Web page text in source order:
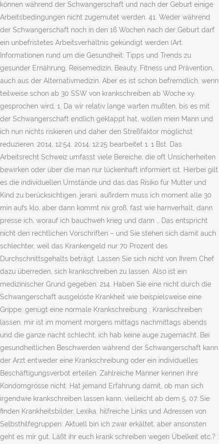
können während der Schwangerschaft und nach der Geburt einige
Arbeitsbedingungen nicht zugemutet werden. 41. Weder während
der Schwangerschaft noch in den 16 Wochen nach der Geburt darf
ein unbefristetes Arbeitsverhältnis gekündigt werden (Art.
Informationen rund um die Gesundheit: Tipps und Trends zu
gesunder Ernährung, Reisemedizin, Beauty, Fitness und Prävention,
auch aus der Alternativmedizin. Aber es ist schon befremdlich, wenn
teilweise schon ab 30 SSW von krankschreiben ab Woche xy
gesprochen wird. 1. Da wir relativ lange warten mußten, bis es mit
der Schwangerschaft endlich geklappt hat, wollen mein Mann und
ich nun nichts riskieren und daher den Streßfaktor möglichst
reduzieren. 2014, 12:54. 2014, 12:25 bearbeitet 1. 1 Bst. Das
Arbeitsrecht Schweiz umfasst viele Bereiche, die oft Unsicherheiten
bewirken oder über die man nur lückenhaft informiert ist. Hierbei gilt
es die individuellen Umstände und das das Risiko für Mutter und
Kind zu berücksichtigen. jerani. außrdem muss ich moment alle 30
min aufs klo, aber dann kommt nix groß, fast wie harnverhalt, dann
presse ich, worauf ich bauchweh krieg und dann … Das entspricht
nicht den rechtlichen Vorschriften – und Sie stehen sich damit auch
schlechter, weil das Krankengeld nur 70 Prozent des
Durchschnittsgehalts beträgt. Lassen Sie sich nicht von Ihrem Chef
dazu überreden, sich krankschreiben zu lassen. Also ist ein
medizinischer Grund gegeben. 214. Haben Sie eine nicht durch die
Schwangerschaft ausgelöste Krankheit wie beispielsweise eine
Grippe, genügt eine normale Krankschreibung ; Krankschreiben
lassen. mir ist im moment morgens mittags nachmittags abends
und die ganze nacht schlecht, ich hab keine auge zugemacht. Bei
gesundheitlichen Beschwerden während der Schwangerschaft kann
der Arzt entweder eine Krankschreibung oder ein individuelles
Beschäftigungsverbot erteilen. Zahlreiche Männer kennen ihre
Kondomgrösse nicht. Hat jemand Erfahrung damit, ob man sich
irgendwie krankschreiben lassen kann, vielleicht ab dem 5. 07. Sie
finden Krankheitsbilder, Lexika, hilfreiche Links und Adressen von
Selbsthilfegruppen. Aktuell bin ich zwar erkältet, aber ansonsten
geht es mir gut. Läßt ihr euch krank schreiben wegen Übelkeit etc.? :